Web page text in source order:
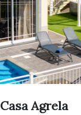
Casa Agrela